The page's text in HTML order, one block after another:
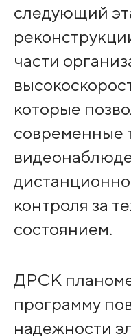
следующий
части
которые
современные
контроля за
состоянием.
ДРСК
программу
надежности